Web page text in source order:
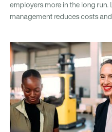
employers more in the long run.
management reduces costs